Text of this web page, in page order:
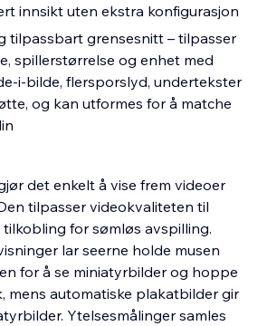
innsikt uten ekstra konfigurasjon
tilpassbart grensesnitt – tilpasser
spillerstørrelse og enhet med
i-bilde, flersporslyd, undertekster
og kan utformes for å matche
det enkelt å vise frem videoer
tilpasser videokvaliteten til
for sømløs avspilling.
lar seerne holde musen
for å se miniatyrbilder og hoppe
mens automatiske plakatbilder gir
Ytelsesmålinger samles